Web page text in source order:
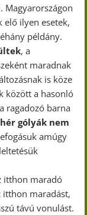
Magyarországon
ilyen esetek,
példány.
, a
maradnak
is köze
között a hasonló
ragadozó barna
gólyák nem
amúgy
itthon maradó
itthon maradást,
távú vonulást.